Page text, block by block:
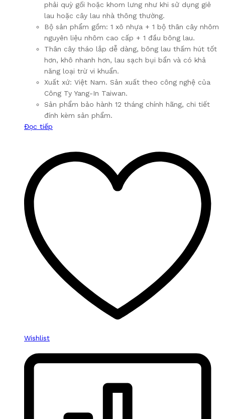
phải quỳ gối hoặc khom lưng như khi sử dụng giẻ
lau hoặc cây lau nhà thông thường.
Bộ sản phẩm gồm: 1 xô nhựa + 1 bộ thân cây nhôm
nguyên liệu nhôm cao cấp + 1 đầu bông lau.
Thân cây tháo lắp dễ dàng, bông lau thấm hút tốt
hơn, khô nhanh hơn, lau sạch bụi bẩn và có khả
năng loại trừ vi khuẩn.
Xuất xứ: Việt Nam. Sản xuất theo công nghệ của
Công Ty Yang-In Taiwan.
Sản phẩm bảo hành 12 tháng chính hãng, chi tiết
đính kèm sản phẩm.
Đọc tiếp
Wishlist